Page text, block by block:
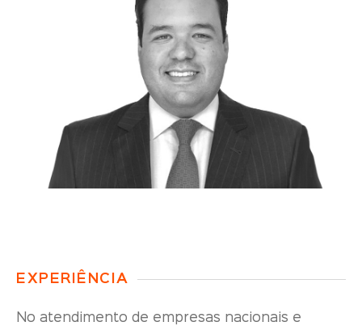
EXPERIÊNCIA
No atendimento de empresas nacionais e